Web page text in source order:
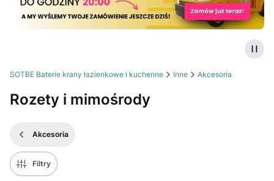
SOTBE Baterie krany łazienkowe i kuchenne Inne Akcesoria
Rozety i mimośrody
Akcesoria
Filtry